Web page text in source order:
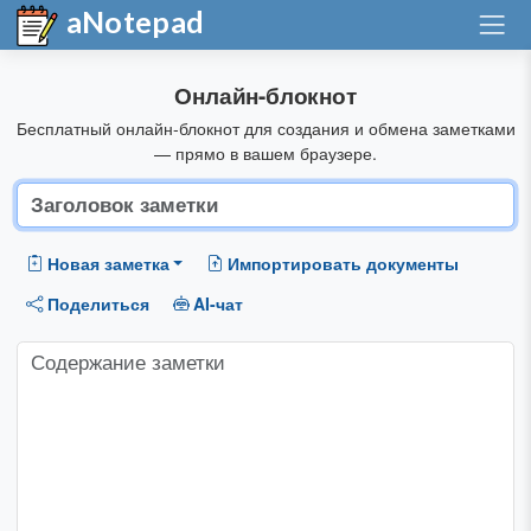
aNotepad
Онлайн-блокнот
Бесплатный онлайн-блокнот для создания и обмена заметками
— прямо в вашем браузере.
Новая заметка
Импортировать документы
Поделиться
AI-чат